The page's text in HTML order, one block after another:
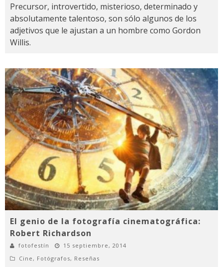
Precursor, introvertido, misterioso, determinado y
absolutamente talentoso, son sólo algunos de los
adjetivos que le ajustan a un hombre como Gordon
Willis.
El genio de la fotografía cinematográfica:
Robert Richardson
fotofestín
15 septiembre, 2014
Cine , Fotógrafos, Reseñas